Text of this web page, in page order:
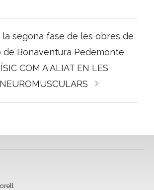
la segona fase de les obres de
de Bonaventura Pedemonte
COM A ALIAT EN LES